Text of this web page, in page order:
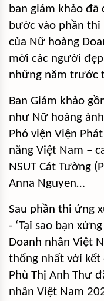
ban giám khảo
bước vào phần
của Nữ hoàng
mời các người
những năm trước
Ban Giám khảo
như Nữ hoàng
Phó viện Viện
năng Việt Nam –
NSUT Cát Tường
Anna Nguyen…
Sau phần thi ứng
- ‘Tại sao bạn
Doanh nhân Việt
thống nhất với kết
Phù Thị Anh Thư
nhân Việt Nam